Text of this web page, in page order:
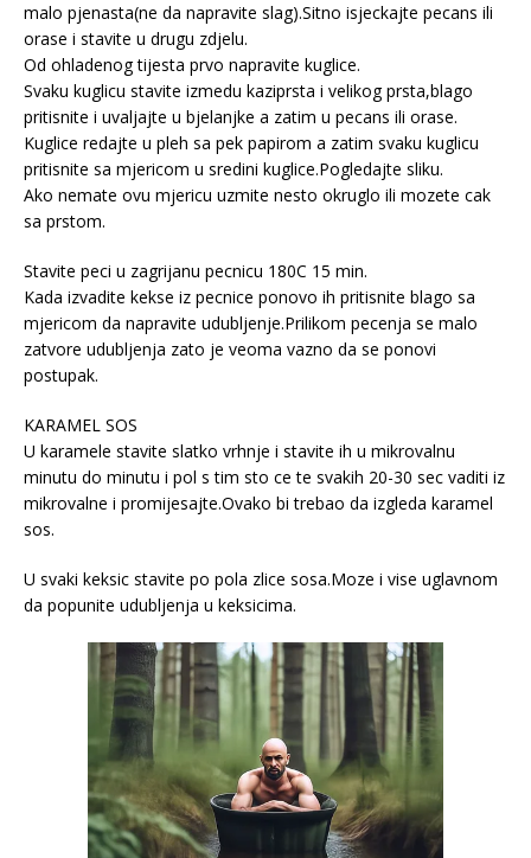
malo pjenasta(ne da napravite slag).Sitno isjeckajte pecans ili
orase i stavite u drugu zdjelu.
Od ohladenog tijesta prvo napravite kuglice.
Svaku kuglicu stavite izmedu kaziprsta i velikog prsta,blago
pritisnite i uvaljajte u bjelanjke a zatim u pecans ili orase.
Kuglice redajte u pleh sa pek papirom a zatim svaku kuglicu
pritisnite sa mjericom u sredini kuglice.Pogledajte sliku.
Ako nemate ovu mjericu uzmite nesto okruglo ili mozete cak
sa prstom.
Stavite peci u zagrijanu pecnicu 180C 15 min.
Kada izvadite kekse iz pecnice ponovo ih pritisnite blago sa
mjericom da napravite udubljenje.Prilikom pecenja se malo
zatvore udubljenja zato je veoma vazno da se ponovi
postupak.
KARAMEL SOS
U karamele stavite slatko vrhnje i stavite ih u mikrovalnu
minutu do minutu i pol s tim sto ce te svakih 20-30 sec vaditi iz
mikrovalne i promijesajte.Ovako bi trebao da izgleda karamel
sos.
U svaki keksic stavite po pola zlice sosa.Moze i vise uglavnom
da popunite udubljenja u keksicima.